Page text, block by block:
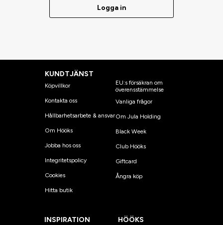
Logga in
KUNDTJÄNST
Köpvillkor
Kontakta oss
Hållbarhetsarbete & ansvar
Om Hööks
Jobba hos oss
Integritetspolicy
Cookies
Hitta butik
EU:s försäkran om
överensstämmelse
Vanliga frågor
Om Jula Holding
Black Week
Club Hööks
Giftcard
Ångra köp
INSPIRATION
HÖÖKS